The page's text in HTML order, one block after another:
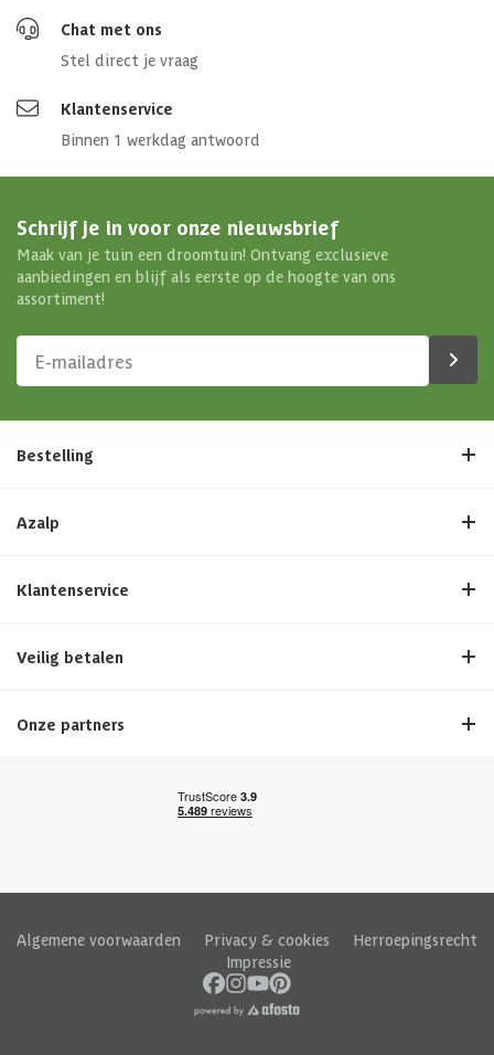
Chat met ons
Stel direct je vraag
Klantenservice
Binnen 1 werkdag antwoord
Schrijf je in voor onze nieuwsbrief
Maak van je tuin een droomtuin! Ontvang exclusieve
aanbiedingen en blijf als eerste op de hoogte van ons
assortiment!
Bestelling
Azalp
Klantenservice
Veilig betalen
Onze partners
Algemene voorwaarden Privacy & cookies
Herroepingsrecht
Impressie